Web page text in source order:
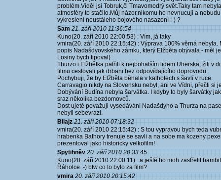
problém.Viděl jsi Tobruk,či Tmavomodrý svět.Taky tam
atmosféry to stačilo.Můj názor,nikomu ho nevnucuji a
vykreslení neustáleho bojového nasazení :-) ?
Sam 21. září 2010 11:36:54
Kuno(20. září 2010 22:00:53) : Vím, já taky
vmira(20. září 2010 22:15:42) : Výprava 100% věrná
popis Nadašdyovského zámku, který Elžběta obývala - měl
Losiny bych tipoval) .
Thurzo i Elžbětka patřili k nejbohatším lidem Uherska, žili v
filmu cestovali jak drbani bez odpovídajícího doprovodu.
Pochybuji, že by Elžběta běhala v kalhotech s šavlí v ruce.
Carravagio nikdy na Slovensku nebyl, ani ve Vídni, přečti si
Dobývání Budína nebyla šarvátka. I kdyby to byly šarvátky
sraz několika bezdomovců.
Dost ujeté považuji vysedávání Nadašdyho a Thurza na
nebyli sebevrazi.
Bilajz 21. září 2010 07:18:32
vmira(20. září 2010 22:15:42) : S tou vypravou bych teda
hrabenka Bathory trenuje se savli a na sobe ma kozeny
prezentoval jako historicky velkofilm!
Spytihněv 20. září 2010 20:33:45
Kuno(20. září 2010 22:00:11) : a ještě ho moh zastřelit
Řáholce :-) btw co to bylo za film?
vmira 20. září 2010 20:15:42